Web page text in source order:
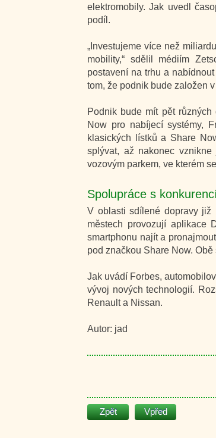
elektromobily. Jak uvedl
podíl.
„Investujeme více než
mobility,“ sdělil médiím
postavení na trhu a
tom, že podnik bude založen
Podnik bude mít pět
Now pro nabíjecí systémy,
klasických lístků a Share
splývat, až nakonec
vozovým parkem, ve kterém
Spolupráce s
V oblasti sdílené dopravy již
městech provozují aplikace
smartphonu najít a
pod značkou Share Now.
Jak uvádí Forbes,
vývoj nových technologií.
Renault a Nissan.
Autor: jad
Zpět Vpřed